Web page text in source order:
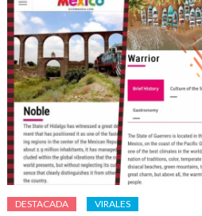
DESTACADA VIRALES